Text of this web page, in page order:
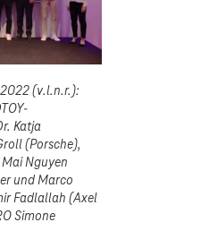
2022 (v.l.n.r.):
Katja
(Porsche),
Nguyen
und Marco
Fadlallah (Axel
Simone